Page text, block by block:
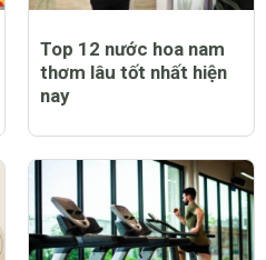
Top 12 nước hoa nam
thơm lâu tốt nhất hiện
nay